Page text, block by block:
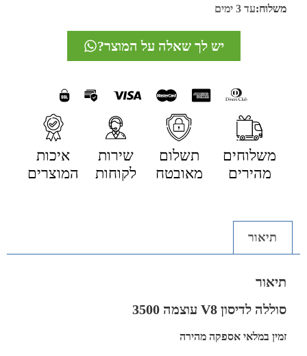
משלוח:עד 3 ימים
יש לך שאלה על המוצר?
משלוחים
מהירים
תשלום
מאובטח
שירות
לקוחות
איכות
המוצרים
תיאור
תיאור
סוללה לדיסון V8 עוצמה 3500
זמין במלאי אספקה מהירה